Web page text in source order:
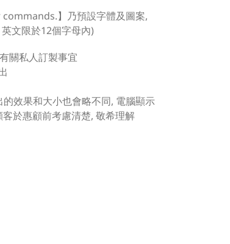
commands.】乃預設字體及圖案,
英文限於12個字母內)
關私人訂製事宜
的效果和大小也會略不同, 電腦顯示
客於惠顧前考慮清楚, 敬希理解